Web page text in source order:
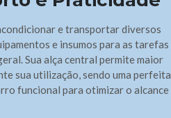
e transportar diversos
e insumos para as tarefas
Sua alça central permite maior
sua utilização, sendo uma perfeita
funcional para otimizar o alcance